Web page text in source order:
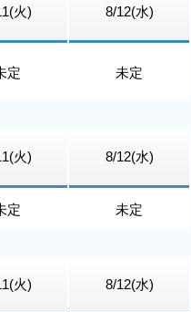
火) 8/12(水)
定 未定
火) 8/12(水)
定 未定
火) 8/12(水)